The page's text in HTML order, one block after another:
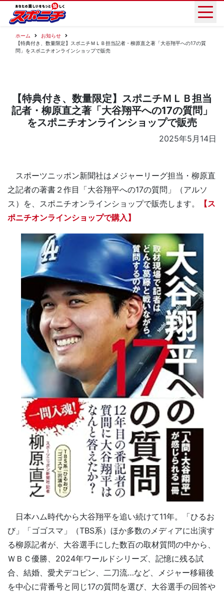
ホーム
お知らせ
【特典付き、数量限定】スポニチＭＬＢ担当記者・柳原直之著「大谷翔平への17の質
問」をスポニチオンラインショップで販売
【特典付き、数量限定】スポニチＭＬＢ担当
記者・柳原直之著「大谷翔平への17の質問」
をスポニチオンラインショップで販売
2025年5月14日
スポーツニッポン新聞社はメジャーリーグ担当・柳原直
之記者の著書２作目「大谷翔平への17の質問」（アルソ
ス）を、スポニチオンラインショップで販売します。
【ス
ポニチオンラインショップで購入】
日本ハム時代から大谷翔平を追い続けて11年。「ひるお
び」「ゴゴスマ」（TBS系）ほか多数のメディアに出演す
る柳原記者が、大谷選手にした数百の取材質問の中から、
ＷＢＣ優勝、2024年ワールドシリーズ、記憶に残る試
合、結婚、愛犬デコピン、二刀流…など、メジャー移籍後
を中心に背番号と同じ17の質問を選び、大谷選手の回答や